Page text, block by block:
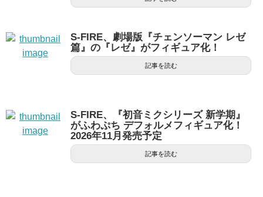
S-FIRE、劇場版『チェンソーマン レゼ
篇』の『レゼ』がフィギュア化！
記事を読む
S-FIRE、『初音ミクシリーズ 新学期』
がふわぷち デフォルメフィギュア化！
2026年11月発売予定
記事を読む